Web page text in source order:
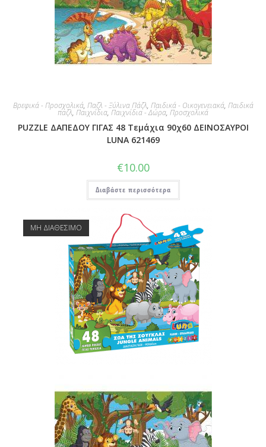
Βρεφικά - Προσχολικά, Παζλ - Ξύλινα Πάζλ, Παιδικά - Οικογενειακά, Παιδικά
παζλ, Παιχνίδια, Παιχνίδια - Δώρα, Προσχολικά
PUZZLE ΔΑΠΕΔΟΥ ΓΙΓΑΣ 48 Τεμάχια 90χ60 ΔΕΙΝΟΣΑΥΡΟΙ
LUNA 621469
€10.00
Διαβάστε περισσότερα
ΜΗ ΔΙΑΘΕΣΙΜΟ